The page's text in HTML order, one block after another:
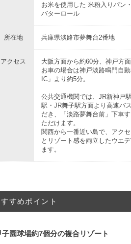
お米を使用した 米粉入りパン
バターロール
所在地 兵庫県淡路市夢舞台2番地
アクセス
大阪方面から約60分、神戸方面
お車の場合は神戸淡路鳴門自
IC」より約5分。
公共交通機関では、JR新神戸
駅・JR舞子駅方面より高速バ
だき、「淡路夢舞台前」下車
ただけます。
関西から一番近い島で、アク
とリゾート感を両立したウエ
ます。
すめポイント
園球場約7個分の複合リゾート